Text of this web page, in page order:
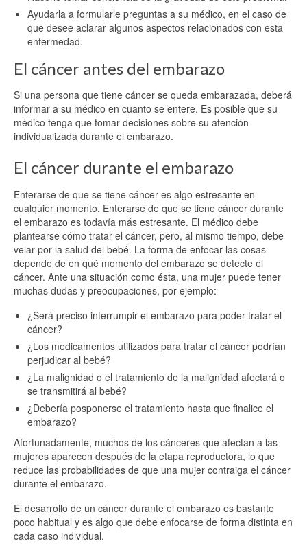
Ayudarla a formularle preguntas a su médico, en el caso de
que desee aclarar algunos aspectos relacionados con esta
enfermedad.
El cáncer antes del embarazo
Si una persona que tiene cáncer se queda embarazada, deberá
informar a su médico en cuanto se entere. Es posible que su
médico tenga que tomar decisiones sobre su atención
individualizada durante el embarazo.
El cáncer durante el embarazo
Enterarse de que se tiene cáncer es algo estresante en
cualquier momento. Enterarse de que se tiene cáncer durante
el embarazo es todavía más estresante. El médico debe
plantearse cómo tratar el cáncer, pero, al mismo tiempo, debe
velar por la salud del bebé. La forma de enfocar las cosas
depende de en qué momento del embarazo se detecte el
cáncer. Ante una situación como ésta, una mujer puede tener
muchas dudas y preocupaciones, por ejemplo:
¿Será preciso interrumpir el embarazo para poder tratar el
cáncer?
¿Los medicamentos utilizados para tratar el cáncer podrían
perjudicar al bebé?
¿La malignidad o el tratamiento de la malignidad afectará o
se transmitirá al bebé?
¿Debería posponerse el tratamiento hasta que finalice el
embarazo?
Afortunadamente, muchos de los cánceres que afectan a las
mujeres aparecen después de la etapa reproductora, lo que
reduce las probabilidades de que una mujer contraiga el cáncer
durante el embarazo.
El desarrollo de un cáncer durante el embarazo es bastante
poco habitual y es algo que debe enfocarse de forma distinta en
cada caso individual.